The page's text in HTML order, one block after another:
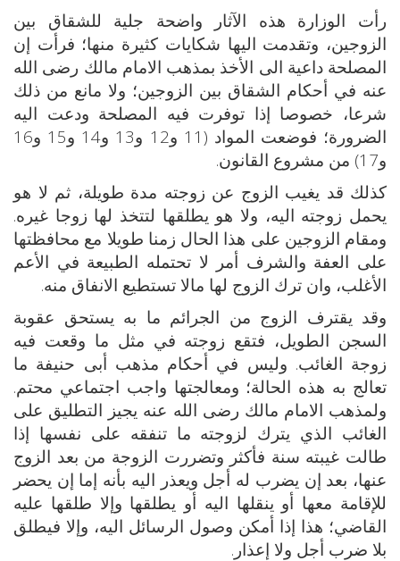
رأت الوزارة هذه الآثار واضحة جلية للشقاق بين
الزوجين، وتقدمت اليها شكايات كثيرة منها؛ فرأت إن
المصلحة داعية الى الأخذ بمذهب الامام مالك رضى الله
عنه في أحكام الشقاق بين الزوجين؛ ولا مانع من ذلك
شرعا، خصوصا إذا توفرت فيه المصلحة ودعت اليه
الضرورة؛ فوضعت المواد (11 و12 و13 و14 و15 و16
و17) من مشروع القانون.
كذلك قد يغيب الزوج عن زوجته مدة طويلة، ثم لا هو
يحمل زوجته اليه، ولا هو يطلقها لتتخذ لها زوجا غيره.
ومقام الزوجين على هذا الحال زمنا طويلا مع محافظتها
على العفة والشرف أمر لا تحتمله الطبيعة في الأعم
الأغلب، وان ترك الزوج لها مالا تستطيع الانفاق منه.
وقد يقترف الزوج من الجرائم ما به يستحق عقوبة
السجن الطويل، فتقع زوجته في مثل ما وقعت فيه
زوجة الغائب. وليس في أحكام مذهب أبى حنيفة ما
تعالج به هذه الحالة؛ ومعالجتها واجب اجتماعي محتم.
ولمذهب الامام مالك رضى الله عنه يجيز التطليق على
الغائب الذي يترك لزوجته ما تنفقه على نفسها إذا
طالت غيبته سنة فأكثر وتضررت الزوجة من بعد الزوج
عنها، بعد إن يضرب له أجل ويعذر اليه بأنه إما إن يحضر
للإقامة معها أو ينقلها اليه أو يطلقها وإلا طلقها عليه
القاضي؛ هذا إذا أمكن وصول الرسائل اليه، وإلا فيطلق
بلا ضرب أجل ولا إعذار.